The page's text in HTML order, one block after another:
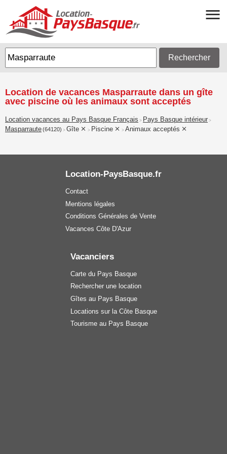
Rechercher
Location de vacances Masparraute dans un gîte
avec piscine où les animaux sont acceptés
Location vacances au Pays Basque Français > Pays Basque intérieur >
Masparraute(64120) > Gîte > Piscine > Animaux acceptés
Location-PaysBasque.fr
Contact
Mentions légales
Conditions Générales de Vente
Vacances Côte D'Azur
Vacanciers
Carte du Pays Basque
Rechercher une location
Gîtes au Pays Basque
Locations sur la Côte Basque
Tourisme au Pays Basque